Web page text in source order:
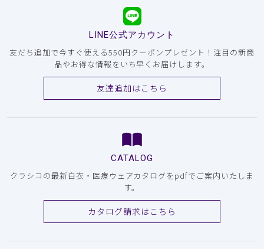
LINE公式アカウント
友だち追加で今すぐ使える550円クーポンプレゼント！注目の新商
品やお得な情報をいち早くお届けします。
友達追加はこちら
CATALOG
クラシコの最新白衣・医療ウェアカタログをpdfでご案内いたしま
す。
カタログ請求はこちら